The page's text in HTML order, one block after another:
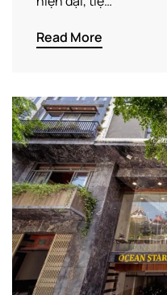
Read More